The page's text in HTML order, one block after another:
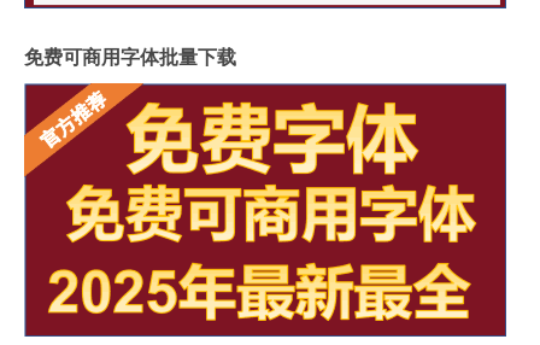
免费可商用字体批量下载